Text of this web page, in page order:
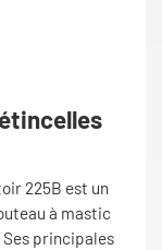
225B est un
à mastic
principales